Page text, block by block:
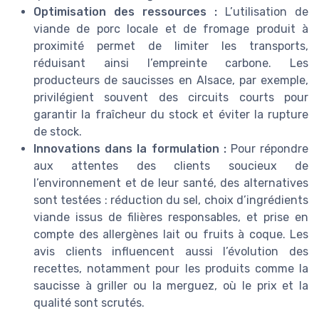
Optimisation des ressources : L’utilisation de
viande de porc locale et de fromage produit à
proximité permet de limiter les transports,
réduisant ainsi l’empreinte carbone. Les
producteurs de saucisses en Alsace, par exemple,
privilégient souvent des circuits courts pour
garantir la fraîcheur du stock et éviter la rupture
de stock.
Innovations dans la formulation :Pour répondre
aux attentes des clients soucieux de
l’environnement et de leur santé, des alternatives
sont testées : réduction du sel, choix d’ingrédients
viande issus de filières responsables, et prise en
compte des allergènes lait ou fruits à coque. Les
avis clients influencent aussi l’évolution des
recettes, notamment pour les produits comme la
saucisse à griller ou la merguez, où le prix et la
qualité sont scrutés.